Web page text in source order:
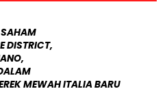
DISTRICT,
MEWAH ITALIA BARU